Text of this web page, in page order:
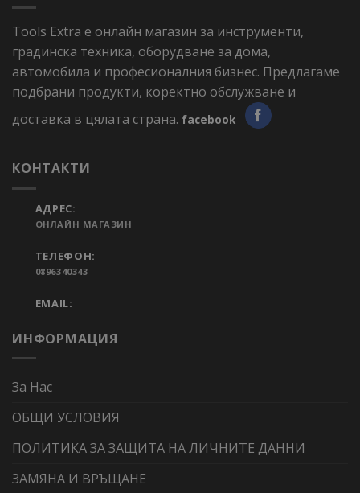
Tools Extra е онлайн магазин за инструменти,
градинска техника, оборудване за дома,
автомобила и професионалния бизнес. Предлагаме
подбрани продукти, коректно обслужване и
доставка в цялата страна. facebook
КОНТАКТИ
АДРЕС:
ОНЛАЙН МАГАЗИН
ТЕЛЕФОН:
0896340343
EMAIL:
ИНФОРМАЦИЯ
За Нас
ОБЩИ УСЛОВИЯ
ПОЛИТИКА ЗА ЗАЩИТА НА ЛИЧНИТЕ ДАННИ
ЗАМЯНА И ВРЪЩАНЕ